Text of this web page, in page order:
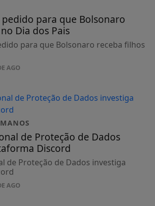
para que Bolsonaro
Dia dos Pais
para que Bolsonaro receba filhos
AGO
de Proteção de Dados
Discord
de Proteção de Dados investiga
AGO